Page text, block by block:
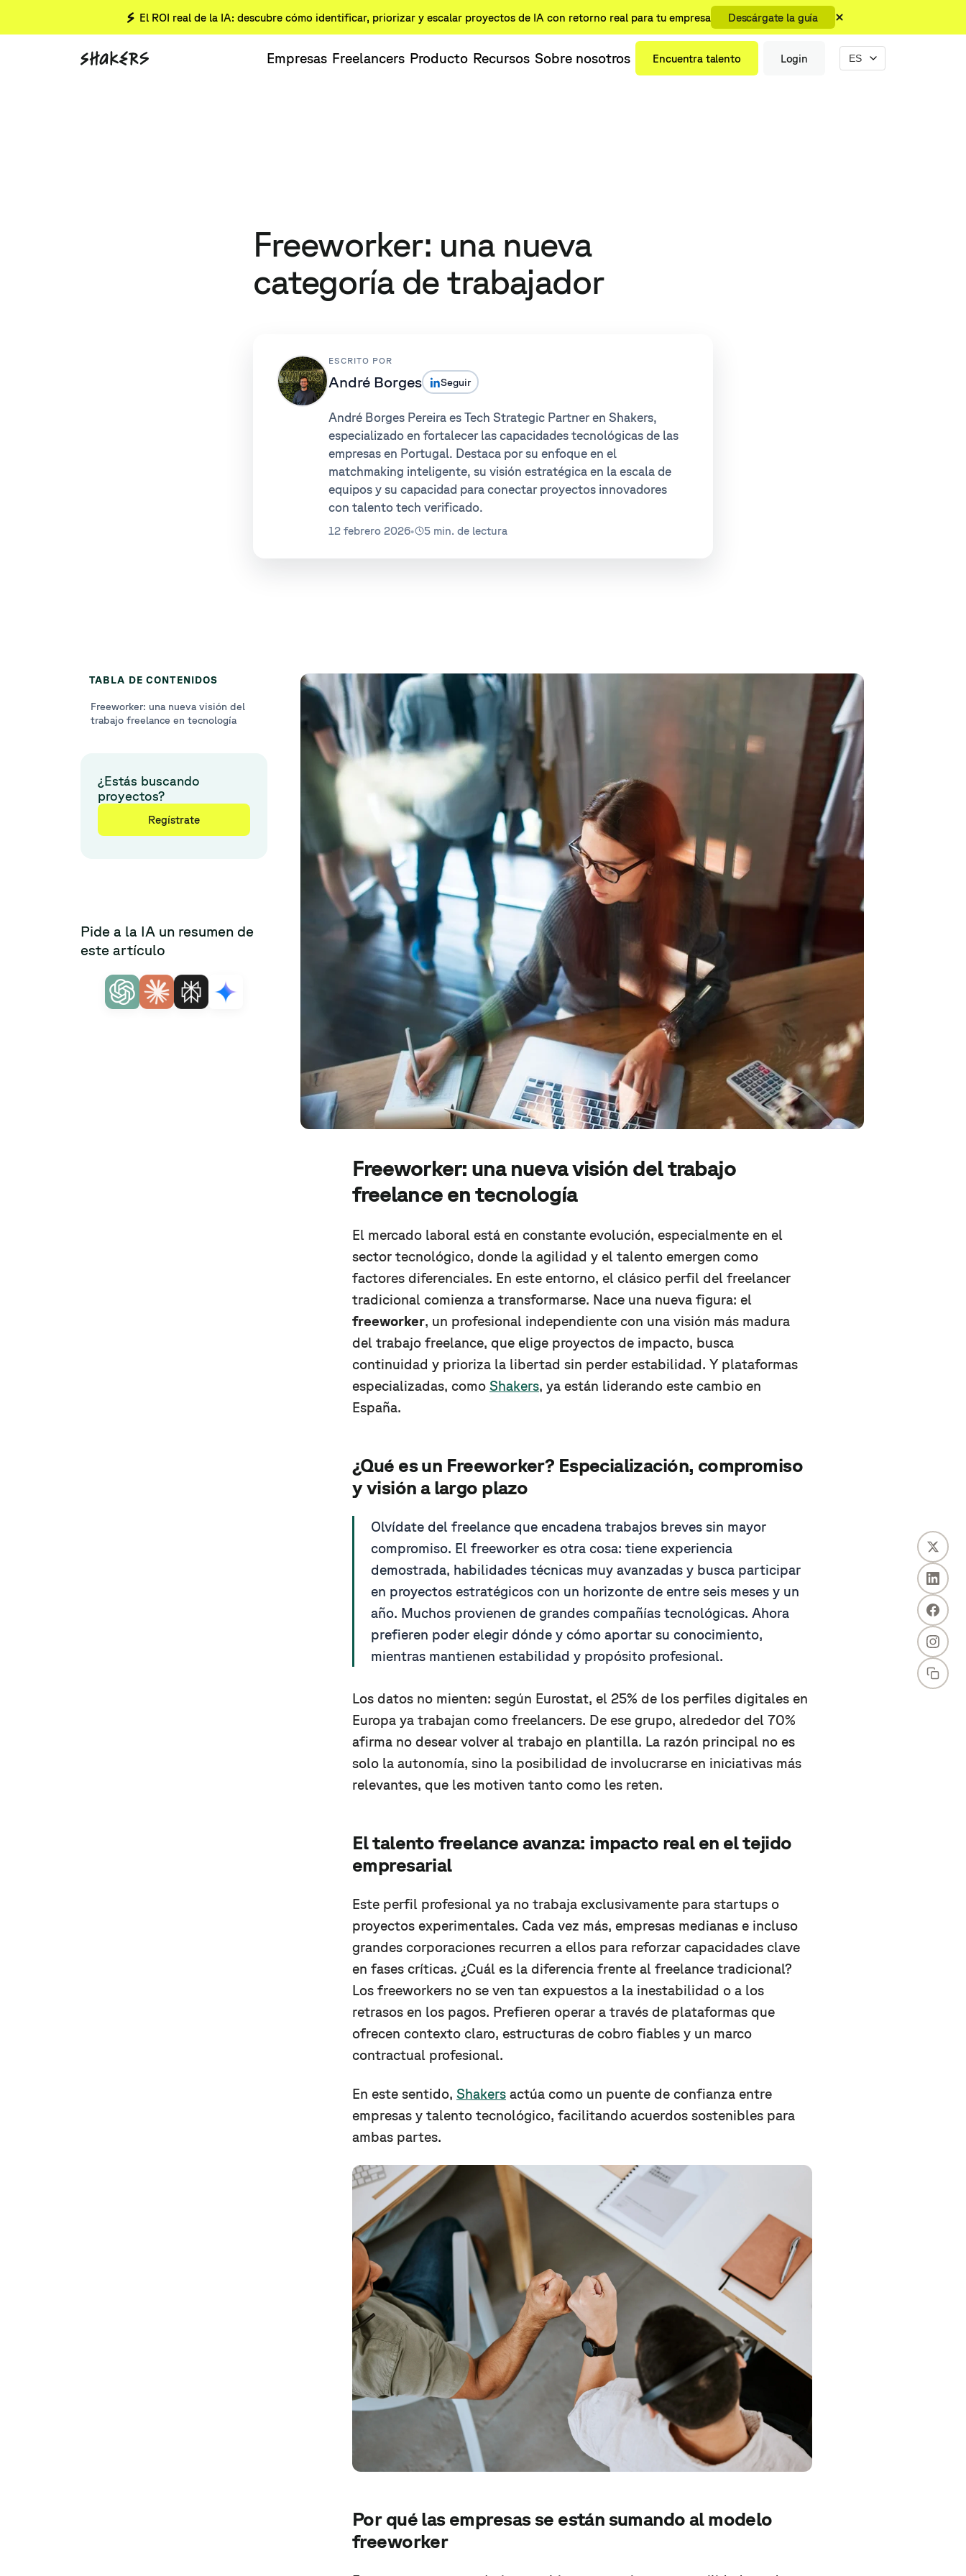
El ROI real de la IA: descubre cómo identificar, priorizar y escalar proyectos de IA con retorno real para tu empresa Descárgate la guía
Empresas Freelancers Producto Recursos Sobre nosotros Encuentra talento Login
Freeworker: una nueva
categoría de trabajador
ESCRITO POR
André Borges Seguir
André Borges Pereira es Tech Strategic Partner en Shakers,
especializado en fortalecer las capacidades tecnológicas de las
empresas en Portugal. Destaca por su enfoque en el
matchmaking inteligente, su visión estratégica en la escala de
equipos y su capacidad para conectar proyectos innovadores
con talento tech verificado.
12 febrero 2026• 5 min. de lectura
TABLA DE CONTENIDOS
Freeworker: una nueva visión del
trabajo freelance en tecnología
¿Estás buscando
proyectos?
Regístrate
Pide a la IA un resumen de
este artículo
Freeworker: una nueva visión del trabajo
freelance en tecnología
El mercado laboral está en constante evolución, especialmente en el
sector tecnológico, donde la agilidad y el talento emergen como
factores diferenciales. En este entorno, el clásico perfil del freelancer
tradicional comienza a transformarse. Nace una nueva figura: el
freeworker, un profesional independiente con una visión más madura
del trabajo freelance, que elige proyectos de impacto, busca
continuidad y prioriza la libertad sin perder estabilidad. Y plataformas
especializadas, como Shakers, ya están liderando este cambio en
España.
¿Qué es un Freeworker? Especialización, compromiso
y visión a largo plazo
Olvídate del freelance que encadena trabajos breves sin mayor
compromiso. El freeworker es otra cosa: tiene experiencia
demostrada, habilidades técnicas muy avanzadas y busca participar
en proyectos estratégicos con un horizonte de entre seis meses y un
año. Muchos provienen de grandes compañías tecnológicas. Ahora
prefieren poder elegir dónde y cómo aportar su conocimiento,
mientras mantienen estabilidad y propósito profesional.
Los datos no mienten: según Eurostat, el 25% de los perfiles digitales en
Europa ya trabajan como freelancers. De ese grupo, alrededor del 70%
afirma no desear volver al trabajo en plantilla. La razón principal no es
solo la autonomía, sino la posibilidad de involucrarse en iniciativas más
relevantes, que les motiven tanto como les reten.
El talento freelance avanza: impacto real en el tejido
empresarial
Este perfil profesional ya no trabaja exclusivamente para startups o
proyectos experimentales. Cada vez más, empresas medianas e incluso
grandes corporaciones recurren a ellos para reforzar capacidades clave
en fases críticas. ¿Cuál es la diferencia frente al freelance tradicional?
Los freeworkers no se ven tan expuestos a la inestabilidad o a los
retrasos en los pagos. Prefieren operar a través de plataformas que
ofrecen contexto claro, estructuras de cobro fiables y un marco
contractual profesional.
En este sentido, Shakers actúa como un puente de confianza entre
empresas y talento tecnológico, facilitando acuerdos sostenibles para
ambas partes.
Por qué las empresas se están sumando al modelo
freeworker